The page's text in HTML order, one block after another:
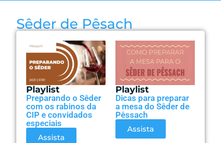
Sêder de Pêsach
Playlist
Preparando o Sêder
com os rabinos da
CIP e convidados
especiais
Assista
Playlist
Dicas para preparar
a mesa do Sêder de
Pêssach
Assista